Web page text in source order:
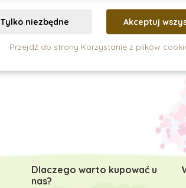
Dlaczego warto kupować u
nas?
Tylko niezbędne Akceptuj
Przejdź do strony Korzystanie z plików